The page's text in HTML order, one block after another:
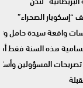
الصحراء”
واقعة سيدة حامل
هذه السنة فقط
تصريحات المسؤولين